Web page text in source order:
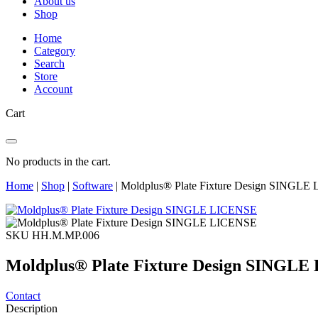
Shop
Home
Category
Search
Store
Account
Cart
No products in the cart.
Home | Shop | Software | Moldplus® Plate Fixture Design SINGLE
SKU HH.M.MP.006
Moldplus® Plate Fixture Design SINGLE
Contact
Description